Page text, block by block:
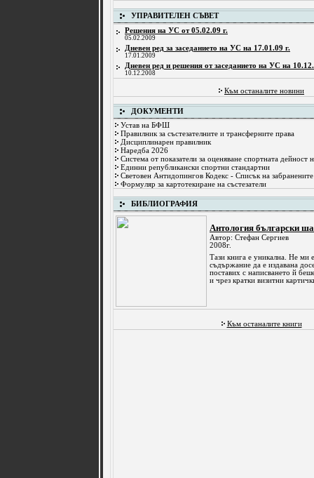
УПРАВИТЕЛЕН СЪВЕТ
Решения на УС от 05.02.09 г.
05.02.2009
Дневен ред за заседанието на УС на 17.01.09 г.
17.01.2009
Дневен ред и решения от заседанието на УС на
10.12.2008
Към останалите новини
ДОКУМЕНТИ
Устав на БФШ
Правилник за състезателните и трансферните права
Дисциплинарен правилник
Наредба 2026
Система от показатели за оценяване спортната дейност
Единни републикански спортни стандартни
Световен Антидопингов Кодекс - Списък на забранените
Формуляр за картотекиране на състезатели
БИБЛИОГРАФИЯ
Антология български
Автор: Стефан Сергиев
2008г.
Тази книга е уникална. Не ми
съдържание да е издавана
поставих с написването й
и чрез кратки визитни
Към останалите книги